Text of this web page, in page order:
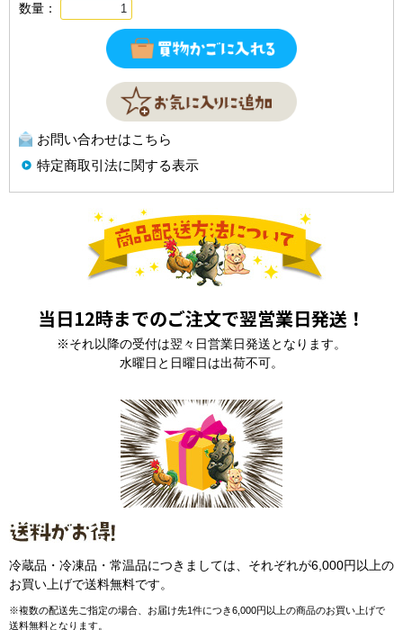
数量：
お問い合わせはこちら
特定商取引法に関する表示
当日12時までのご注文で翌営業日発送！
※それ以降の受付は翌々日営業日発送となります。
水曜日と日曜日は出荷不可。
冷蔵品・冷凍品・常温品につきましては、それぞれが6,000円以上の
お買い上げで送料無料です。
※複数の配送先ご指定の場合、お届け先1件につき6,000円以上の商品のお買い上げで
送料無料となります。